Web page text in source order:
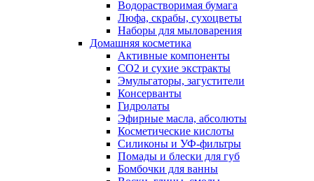
Водорастворимая бумага
Люфа, скрабы, сухоцветы
Наборы для мыловарения
Домашняя косметика
Активные компоненты
СО2 и сухие экстракты
Эмульгаторы, загустители
Консерванты
Гидролаты
Эфирные масла, абсолюты
Косметические кислоты
Силиконы и УФ-фильтры
Помады и блески для губ
Бомбочки для ванны